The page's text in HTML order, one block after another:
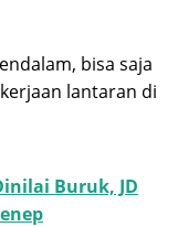
bisa saja
lantaran di
Buruk, JD